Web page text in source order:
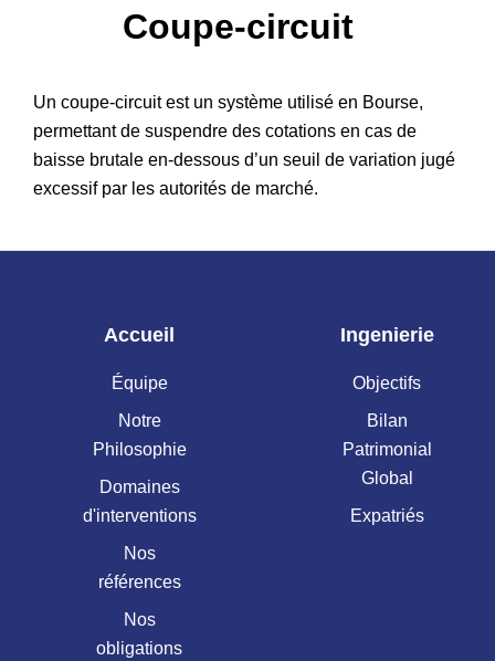
Patrimoine
Coupe-circuit
Un coupe-circuit est un système utilisé en Bourse,
permettant de suspendre des cotations en cas de
baisse brutale en-dessous d’un seuil de variation jugé
excessif par les autorités de marché.
Accueil
Équipe
Notre
Philosophie
Domaines
d'interventions
Nos
références
Nos
obligations
Ingenierie
Objectifs
Bilan
Patrimonial
Global
Expatriés